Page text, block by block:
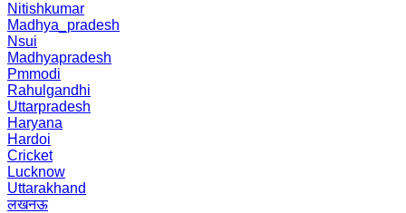
Nitishkumar
Madhya_pradesh
Nsui
Madhyapradesh
Pmmodi
Rahulgandhi
Uttarpradesh
Haryana
Hardoi
Cricket
Lucknow
Uttarakhand
लखनऊ